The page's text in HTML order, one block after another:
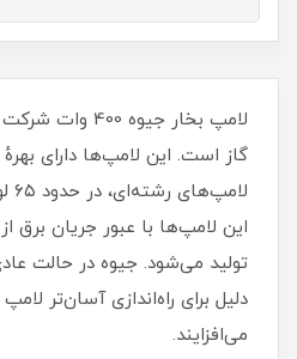
لامپ بخار جیوه
گاز است. این لامپ‌ها دارای
این لامپ‌ها با عبور جریان برق
تولید می‌شود. جیوه در حالت
دلیل برای راه‌اندازی آسان‌تر
می‌افزایند.